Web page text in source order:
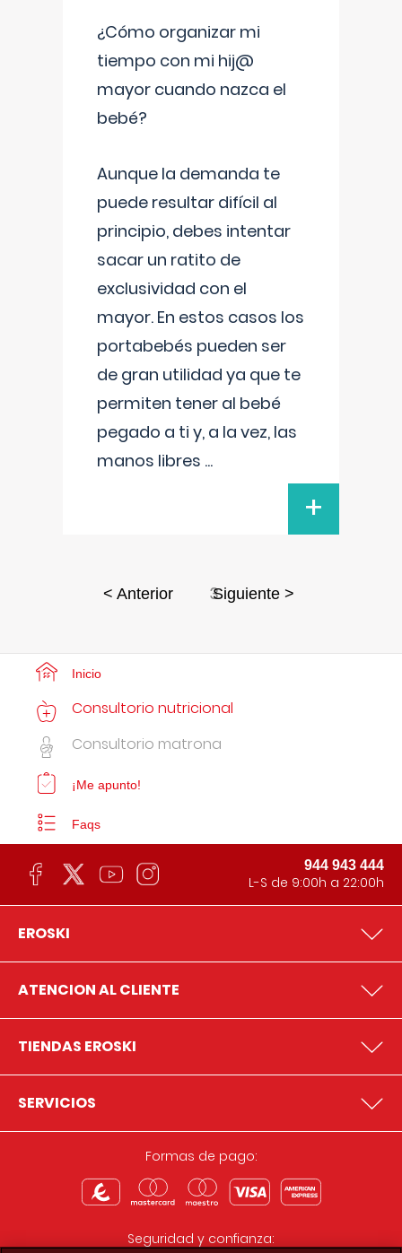
¿Cómo organizar mi
tiempo con mi hij@
mayor cuando nazca el
bebé?
Aunque la demanda te
puede resultar difícil al
principio, debes intentar
sacar un ratito de
exclusividad con el
mayor. En estos casos los
portabebés pueden ser
de gran utilidad ya que te
permiten tener al bebé
pegado a ti y, a la vez, las
manos libres ...
+
< Anterior 3Siguiente >
Inicio
Consultorio nutricional
Consultorio matrona
¡Me apunto!
Faqs
944 943 444
L-S de 9:00h a 22:00h
EROSKI
ATENCION AL CLIENTE
TIENDAS EROSKI
SERVICIOS
Formas de pago:
Seguridad y confianza: